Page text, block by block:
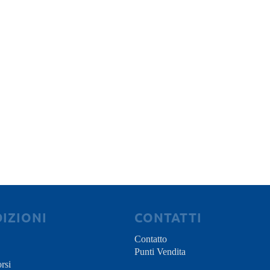
CONTATTI
Contatto
Punti Vendita